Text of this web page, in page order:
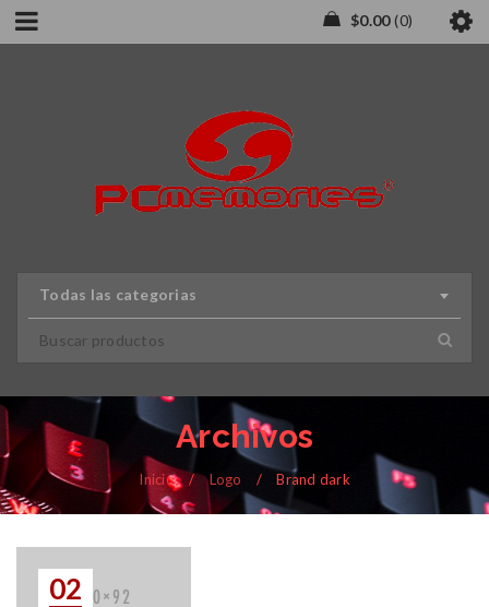
$0.00 0
Todas las categorias
Archivos
Inicio / Logo / Brand dark
02